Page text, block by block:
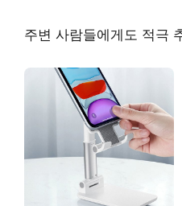
주변 사람들에게도 적극